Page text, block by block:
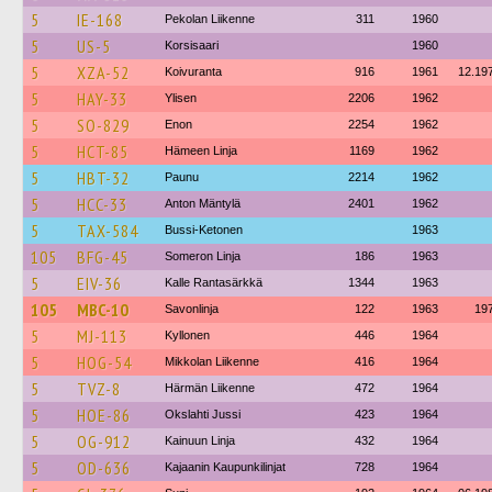
5 IE-168 Pekolan Liikenne 311 1960
5 US-5 Korsisaari 1960
5 XZA-52 Koivuranta 916 1961
5 HAY-33 Ylisen 2206 1962
5 SO-829 Enon 2254 1962
5 HCT-85 Hämeen Linja 1169 1962
5 HBT-32 Paunu 2214 1962
5 HCC-33 Anton Mäntylä 2401 1962
5 TAX-584 Bussi-Ketonen 1963
105 BFG-45 Someron Linja 186 1963
5 EIV-36 Kalle Rantasärkkä 1344 1963
105 MBC-10 Savonlinja 122 1963
5 MJ-113 Kyllonen 446 1964
5 HOG-54 Mikkolan Liikenne 416 1964
5 TVZ-8 Härmän Liikenne 472 1964
5 HOE-86 Okslahti Jussi 423 1964
5 OG-912 Kainuun Linja 432 1964
5 OD-636 Kajaanin Kaupunkilinjat 728 1964